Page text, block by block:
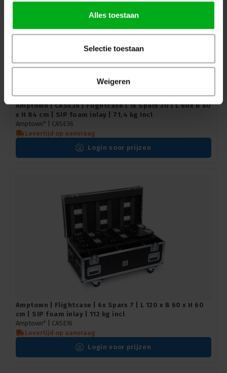
Alles toestaan
Selectie toestaan
Weigeren
Amptown | CASE36 | Flightcase | 1x Sparx 30 | L 60x B 60
x H 84 cm | SIP foam inlay | 71,4 kg Incl
Amptown* | CASE36
Levertijd op aanvraag
Login voor prijzen
Amptown | Flightcase | 6x Sparx 7 | L 120 x B 60 x H 60
cm | SIP foam inlay | 112 kg incl
Amptown* | CASE16
Levertijd op aanvraag
Login voor prijzen